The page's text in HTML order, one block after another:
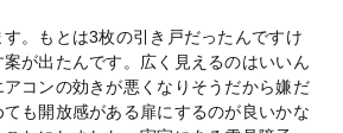
す。もとは3枚の引き戸だったんですけ
が出たんです。広く見えるのはいいん
コンの効きが悪くなりそうだから嫌だ
も開放感がある扉にするのが良いかな